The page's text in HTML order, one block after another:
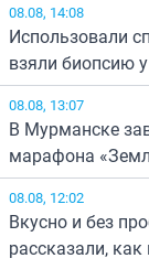
08.08, 14:08
Использовали
взяли биопсию
08.08, 13:07
В Мурманске
марафона
08.08, 12:02
Вкусно и без
рассказали,